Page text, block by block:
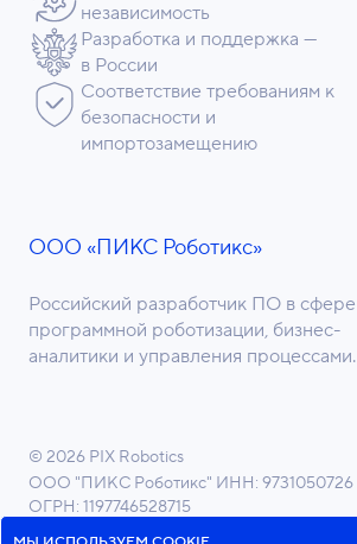
ООО «ПИКС Роботикс»
Российский разработчик ПО в сфере
программной роботизации, бизнес-
аналитики и управления процессами.
независимость
Разработка и поддержка —
в России
Соответствие требованиям к
безопасности и
импортозамещению
© 2026 PIX Robotics
ООО "ПИКС Роботикс" ИНН: 9731050726
ОГРН: 1197746528715